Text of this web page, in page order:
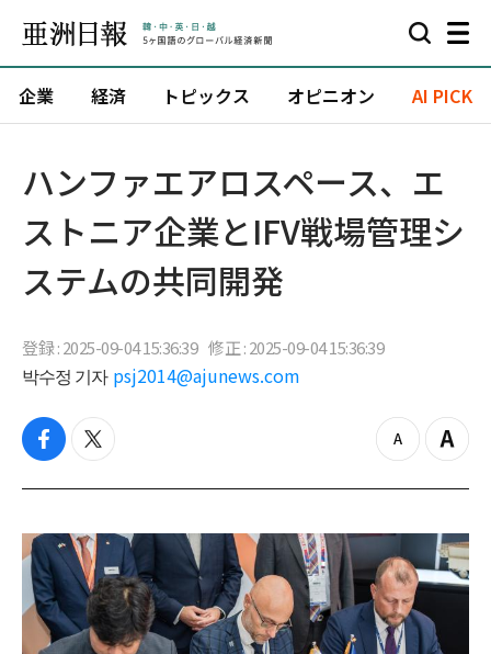
企業 経済 トピックス オピニオン AI PICK
ハンファエアロスペース、エ
ストニア企業とIFV戦場管理シ
ステムの共同開発
登録 : 2025-09-04 15:36:39 修正 : 2025-09-04 15:36:39
박수정 기자 psj2014@ajunews.com
f
c
b
o
o
k
t
i
t
e
r
z
o
o
u
t
Z
o
i
n